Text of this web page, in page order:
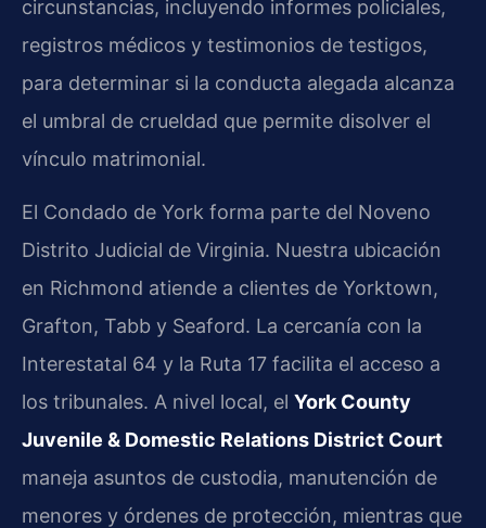
circunstancias, incluyendo informes policiales,
registros médicos y testimonios de testigos,
para determinar si la conducta alegada alcanza
el umbral de crueldad que permite disolver el
vínculo matrimonial.
El Condado de York forma parte del Noveno
Distrito Judicial de Virginia. Nuestra ubicación
en Richmond atiende a clientes de Yorktown,
Grafton, Tabb y Seaford. La cercanía con la
Interestatal 64 y la Ruta 17 facilita el acceso a
los tribunales. A nivel local, el York County
Juvenile & Domestic Relations District Court
maneja asuntos de custodia, manutención de
menores y órdenes de protección, mientras que